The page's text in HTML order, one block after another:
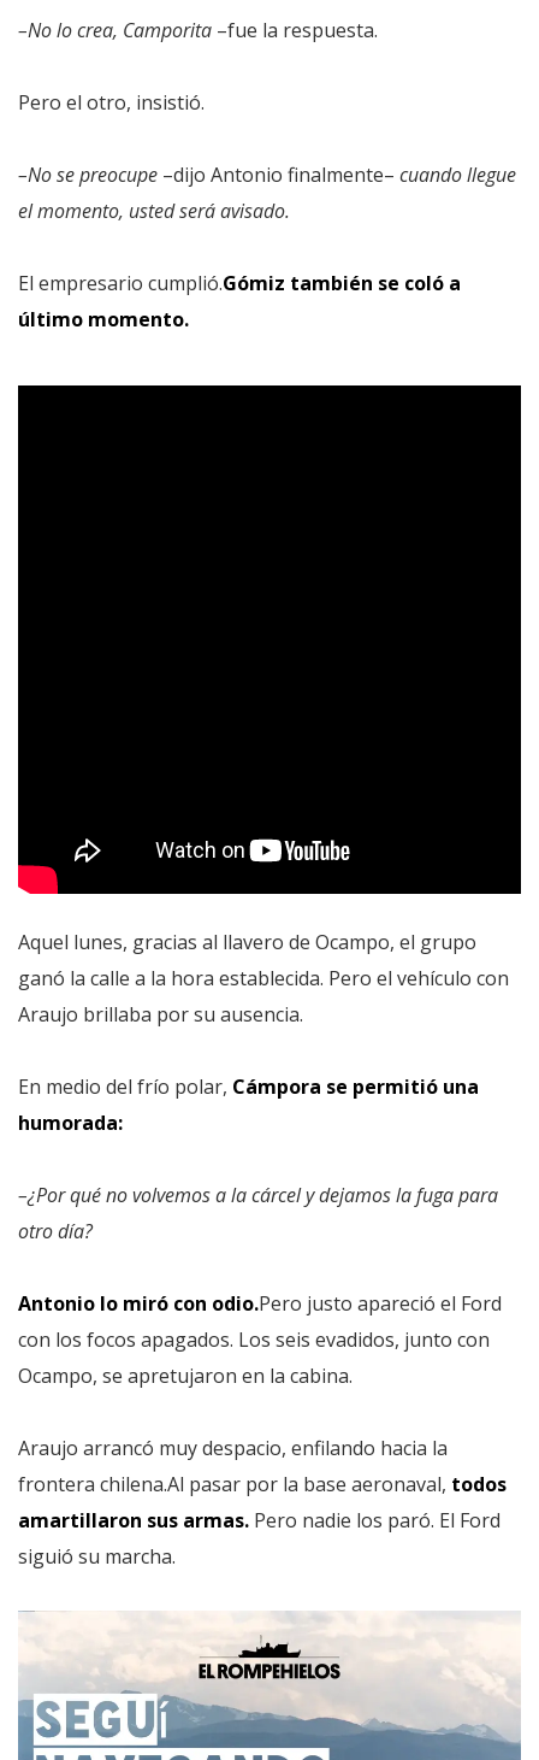
–No lo crea, Camporita –fue la respuesta.
Pero el otro, insistió.
–No se preocupe –dijo Antonio finalmente– cuando llegue
el momento, usted será avisado.
El empresario cumplió.Gómiz también se coló a
último momento.
Aquel lunes, gracias al llavero de Ocampo, el grupo
ganó la calle a la hora establecida. Pero el vehículo con
Araujo brillaba por su ausencia.
En medio del frío polar, Cámpora se permitió una
humorada:
–¿Por qué no volvemos a la cárcel y dejamos la fuga para
otro día?
Antonio lo miró con odio.Pero justo apareció el Ford
con los focos apagados. Los seis evadidos, junto con
Ocampo, se apretujaron en la cabina.
Araujo arrancó muy despacio, enfilando hacia la
frontera chilena.Al pasar por la base aeronaval, todos
amartillaron sus armas. Pero nadie los paró. El Ford
siguió su marcha.